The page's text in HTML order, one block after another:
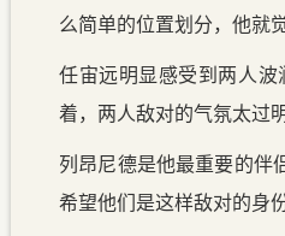
么简单的位置划分，他就
任宙远明显感受到两人
着，两人敌对的气氛太过
列昂尼德是他最重要的伴
希望他们是这样敌对的身